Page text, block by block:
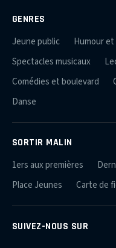
GENRES
Jeune public
Humour et
Spectacles musicaux
Comédies et boulevard
Danse
SORTIR MALIN
1ers aux premières
Place Jeunes
Carte de
SUIVEZ-NOUS SUR